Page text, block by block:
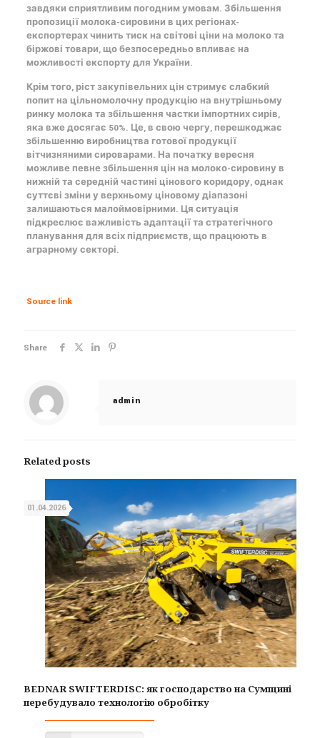
завдяки сприятливим погодним умовам. Збільшення
пропозиції молока-сировини в цих регіонах-
експортерах чинить тиск на світові ціни на молокота
біржові товари, що безпосередньо впливає на
можливості експорту для України.
Крім того, ріст закупівельних цін стримує слабкий
попит на цільномолочну продукцію на внутрішньому
ринку молока та збільшення частки імпортних сирів,
яка вже досягає 50%. Це, в свою чергу, перешкоджає
збільшенню виробництва готової продукції
вітчизняними сироварами. На початку вересня
можливе певне збільшення цін на молоко-сировину в
нижній та середній частині цінового коридору, однак
суттєві зміни у верхньому ціновому діапазоні
залишаються малоймовірними. Ця ситуація
підкреслює важливість адаптації та стратегічного
планування для всіх підприємств, що працюють в
аграрному секторі.
Source link
Share
admin
Related posts
01.04.2026
BEDNAR SWIFTERDISC: як господарство на Сумщині
перебудувало технологію обробітку